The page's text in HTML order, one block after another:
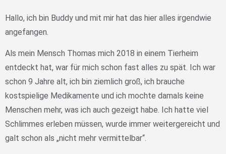
Hallo, ich bin Buddy und mit mir hat das hier alles irgendwie
angefangen.
Als mein Mensch Thomas mich 2018 in einem Tierheim
entdeckt hat, war für mich schon fast alles zu spät. Ich war
schon 9 Jahre alt, ich bin ziemlich groß, ich brauche
kostspielige Medikamente und ich mochte damals keine
Menschen mehr, was ich auch gezeigt habe. Ich hatte viel
Schlimmes erleben müssen, wurde immer weitergereicht und
galt schon als „nicht mehr vermittelbar“.